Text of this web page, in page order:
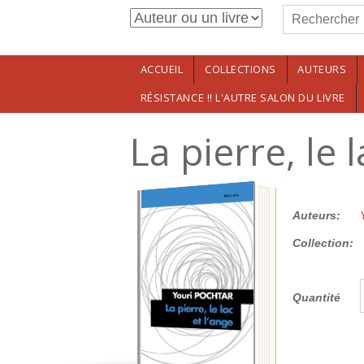
Aller au contenu principalFormulaire de
Rechercher
ACCUEIL COLLECTIONS AUTEURS
RÉSISTANCE !! L'AUTRE SALON DU LIVRE
La pierre, le
23.00€ Auteurs:
Collection:
Quantité